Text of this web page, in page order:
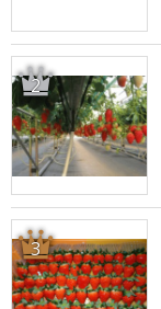
2
3